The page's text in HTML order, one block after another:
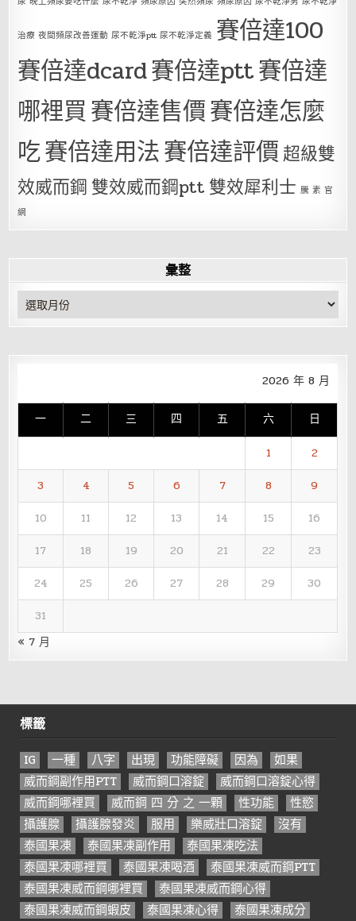
治療 夜間頻尿改善運動 尿不乾淨ptt 尿不乾淨定義 賽倍達100
賽倍達dcard賽倍達ptt賽倍達
哪裡買賽倍達售價賽倍達怎麼
吃賽倍達用法賽倍達評價超級雙
效威而鋼 雙效威而鋼ptt 雙效犀利士 騰 素 官
網
彙整
彙
整
2026 年 8 月
一 二 三 四 五 六 日
1
2
3
4 5 6 7 8
9
10
11 12 13 14 15
16
17
18 19 20 21 22
23
24
25 26 27 28 29
30
31
« 7 月
標籤
IG 一種 八字 出現 功能障礙 因為
如果
威而鋼副作用PTT
威而鋼口溶錠
威而鋼口溶錠心得
威而鋼哪裡買
威而鋼 四 分 之 一顆 性功能
性慾
攝護腺
攝護腺發炎 服用 樂威壯口溶錠
沒有
泰國果凍
泰國果凍副作用
泰國果凍吃法
泰國果凍哪裡買
泰國果凍喝酒
泰國果凍威而鋼PTT
泰國果凍威而鋼哪裡買
泰國果凍威而鋼心得
泰國果凍威而鋼蝦皮
泰國果凍心得
泰國果凍成分